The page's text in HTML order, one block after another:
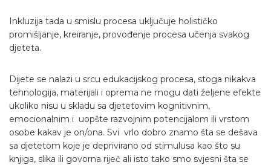
Inkluzija tada u smislu procesa uključuje holističko
promišljanje, kreiranje, provođenje procesa učenja svakog
djeteta.
Dijete se nalazi u srcu edukacijskog procesa, stoga nikakva
tehnologija, materijali i oprema ne mogu dati željene efekte
ukoliko nisu u skladu sa djetetovim kognitivnim,
emocionalnim i uopšte razvojnim potencijalom ili vrstom
osobe kakav je on/ona. Svi vrlo dobro znamo šta se dešava
sa djetetom koje je deprivirano od stimulusa kao što su
knjiga, slika ili govorna riječ ali isto tako smo svjesni šta se